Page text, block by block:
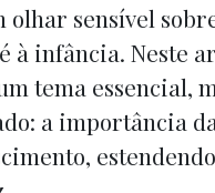
olhar sensível
à infância. Neste
tema essencial,
a importância